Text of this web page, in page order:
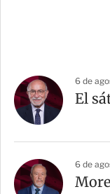
6 de
El
6 de